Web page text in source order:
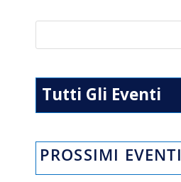
Tutti Gli Eventi
PROSSIMI EVENTI